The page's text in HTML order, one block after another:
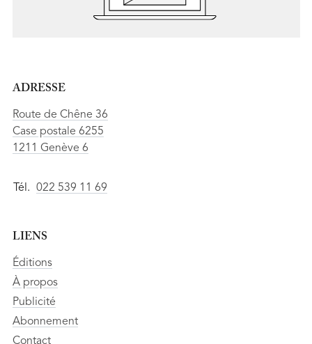
ADRESSE
Route de Chêne 36
Case postale 6255
1211 Genève 6
Tél. 022 539 11 69
LIENS
Éditions
À propos
Publicité
Abonnement
Contact